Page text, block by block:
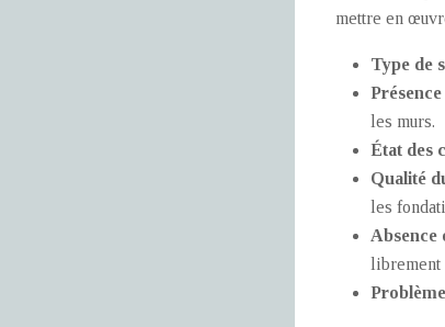
mettre en
Type de
les murs.
État des
Qualité
les
Absence
librement